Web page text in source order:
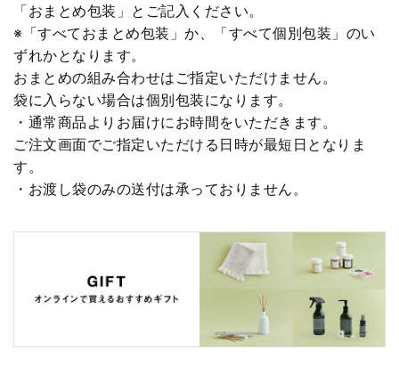
「おまとめ包装」とご記入ください。
※「すべておまとめ包装」か、「すべて個別包装」のい
ずれかとなります。
おまとめの組み合わせはご指定いただけません。
袋に入らない場合は個別包装になります。
・通常商品よりお届けにお時間をいただきます。
ご注文画面でご指定いただける日時が最短日となりま
す。
・お渡し袋のみの送付は承っておりません。